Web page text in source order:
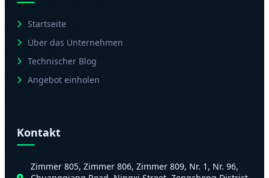
Startseite
Über das Unternehmen
Technischer Blog
Angebot einholen
Kontakt
Zimmer 805, Zimmer 806, Zimmer 809, Nr. 1, Nr. 96,